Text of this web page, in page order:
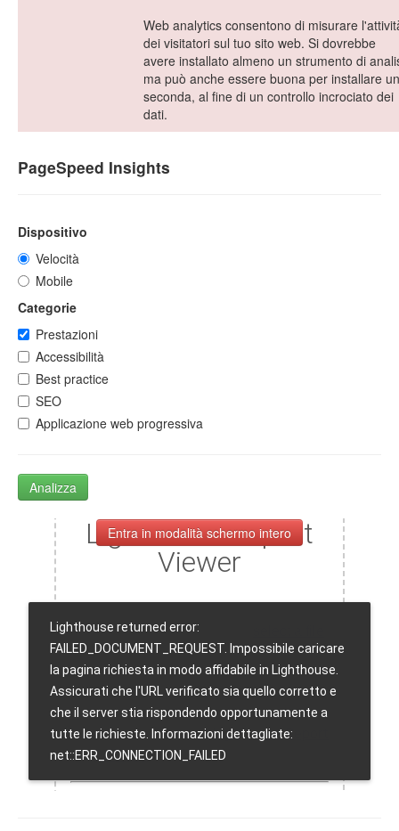
Web analytics consentono di misurare
dei visitatori sul tuo sito web. Si dovrebbe
avere installato almeno un strumento di
ma può anche essere buona per installare
seconda, al fine di un controllo incrociato dei
dati.
PageSpeed Insights
Dispositivo
Velocità
Mobile
Categorie
Prestazioni
Accessibilità
Best practice
SEO
Applicazione web progressiva
Analizza
Entra in modalità schermo intero